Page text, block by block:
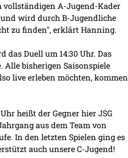
vollständigen A-Jugend-Kader
wird durch B-Jugendliche
zu finden", erklärt Hanning.
Duell um 14:30 Uhr. Das
bisherigen Saisonspiele
live erleben möchten, kommen
heißt der Gegner hier JSG
aus dem Team von
In den letzten Spielen ging es
auch unsere C-Jugend!